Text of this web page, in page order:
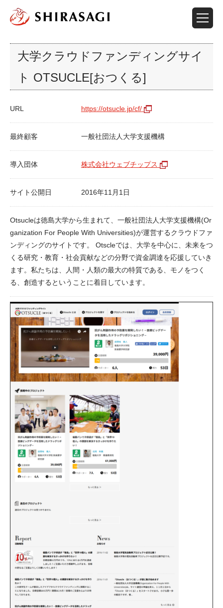
大学クラウドファンディングサイ
ト OTSUCLE[おつくる]
URL https://otsucle.jp/cf/
最終顧客 一般社団法人大学支援機構
導入団体 株式会社ウェブチップス
サイト公開日 2016年11月1日
Otsucleは徳島大学から生まれて、一般社団法人大学支援機構(Or
ganization For People With Universities)が運営するクラウドファ
ンディングのサイトです。 Otscleでは、大学を中心に、未来をつ
くる研究・教育・社会貢献などの分野で資金調達を応援していき
ます。私たちは、人間・人類の最大の特質である、モノをつく
る、創造するということに着目しています。